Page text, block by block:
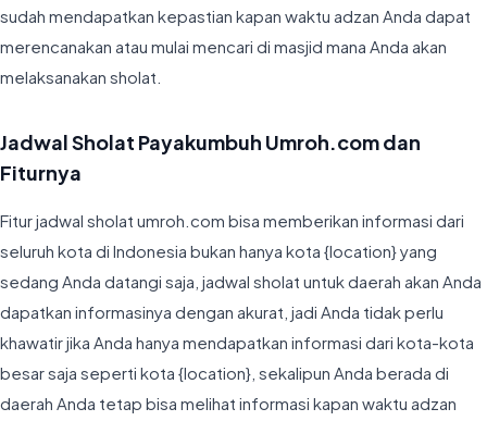
sudah mendapatkan kepastian kapan waktu adzan Anda dapat
merencanakan atau mulai mencari di masjid mana Anda akan
melaksanakan sholat.
Jadwal Sholat Payakumbuh Umroh.com dan
Fiturnya
Fitur jadwal sholat umroh.com bisa memberikan informasi dari
seluruh kota di Indonesia bukan hanya kota {location} yang
sedang Anda datangi saja, jadwal sholat untuk daerah akan Anda
dapatkan informasinya dengan akurat, jadi Anda tidak perlu
khawatir jika Anda hanya mendapatkan informasi dari kota-kota
besar saja seperti kota {location}, sekalipun Anda berada di
daerah Anda tetap bisa melihat informasi kapan waktu adzan